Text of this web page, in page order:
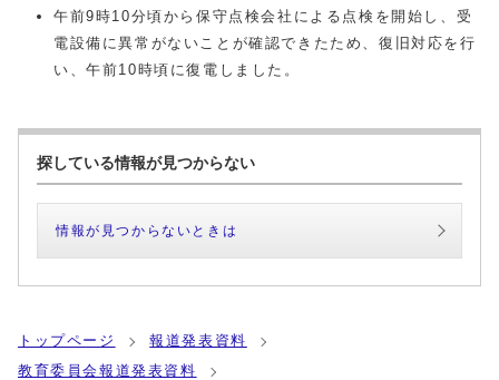
午前9時10分頃から保守点検会社による点検を開始し、受
電設備に異常がないことが確認できたため、復旧対応を行
い、午前10時頃に復電しました。
探している情報が見つからない
情報が見つからないときは
トップページ
報道発表資料
教育委員会報道発表資料